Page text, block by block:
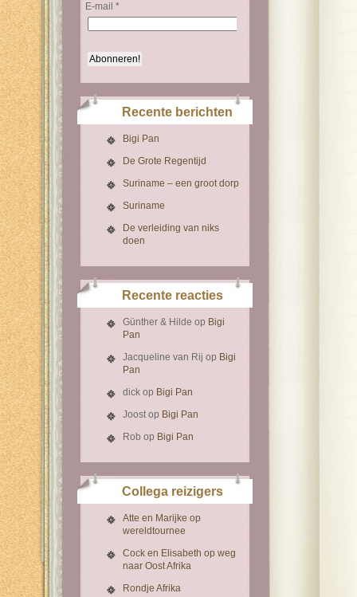
E-mail *
Recente berichten
Bigi Pan
De Grote Regentijd
Suriname – een groot dorp
Suriname
De verleiding van niks
doen
Recente reacties
Günther & Hilde op Bigi
Pan
Jacqueline van Rij op Bigi
Pan
dick op Bigi Pan
Joostop Bigi Pan
Rob op Bigi Pan
Collega reizigers
Atte en Marijke op
wereldtournee
Cock en Elisabeth op weg
naar Oost Afrika
Rondje Afrika